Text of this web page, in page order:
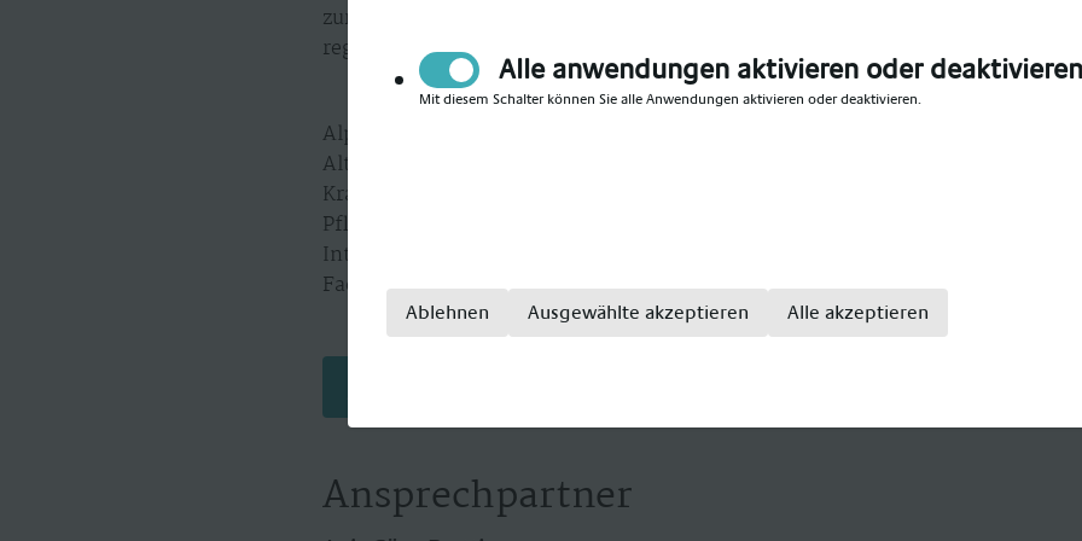
zurückgeschickt, sondern datenschutzgerecht vernichtet. Konditionen werden
regionsabhängig gestaltet.
Alpha-Med gilt als Spezialanbieter im medizinischen Bereich, mit einem
Alten- und Krankenpflege. Wir bieten Teil- und Vollzeitstellen für:
Krankenpfleger, Krankenpfleger, Altenpfleger, Hebammen, Pflegefachkraft,
Pflegefachkraft, Krankenpflegefachkraft, Pflegefachfrau, Pflegefachmann,
Intensivpfleger, Intensivpflege, Krankenhaus Intensivfachkraft,
Fachkrankenpfleger.
Ansprechpartner
Alle anwendungen aktivieren oder deaktivieren
Mit diesem Schalter können Sie alle Anwendungen aktivieren oder deaktivieren.
Ablehnen Ausgewählte akzeptieren Alle akzeptieren